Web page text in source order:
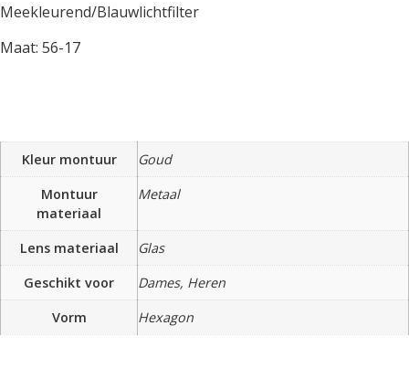
Meekleurend/Blauwlichtfilter
Maat: 56-17
Kleur montuur
Goud
Montuur
materiaal
Metaal
Lens materiaal
Glas
Geschikt voor
Dames, Heren
Vorm
Hexagon